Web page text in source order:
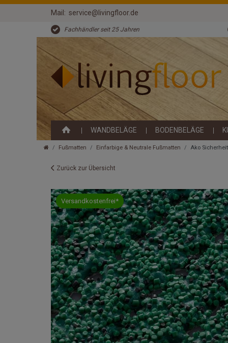
Mail: service@livingfloor.de
Fachhändler seit 25 Jahren
WANDBELÄGE BODENBELÄGE
Fußmatten Einfarbige & Neutrale Fußmatten Ako
Zurück zur Übersicht
Versandkostenfrei*